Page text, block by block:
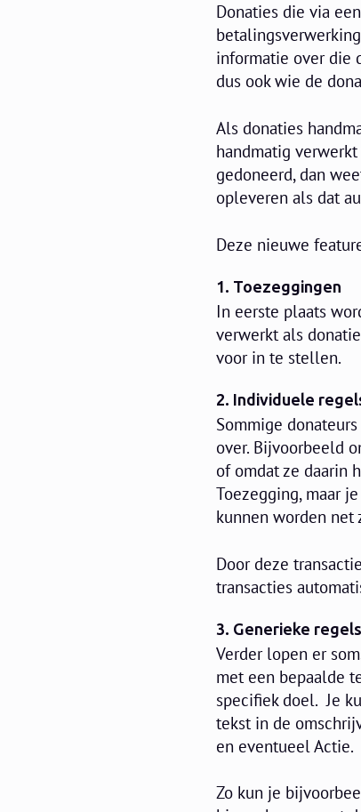
Donaties die via
informatie over die
dus ook wie de
Als donaties
handmatig
gedoneerd, dan
opleveren als dat
Deze nieuwe
1. Toezeggingen
In eerste plaats
verwerkt als
voor in te stellen.
2. Individuele
Sommige
over. Bijvoorbeeld
of omdat ze daarin
Toezegging, maar
kunnen worden net
Door deze
transacties
3. Generieke regels
Verder lopen er
met een bepaalde
specifiek doel. Je
tekst in de
en eventueel Actie.
Zo kun je